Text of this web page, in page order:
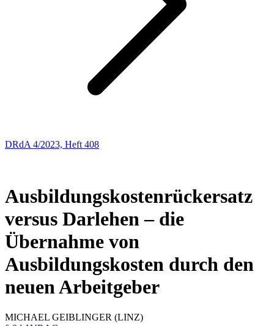
DRdA 4/2023, Heft 408
Ausbildungskostenrückersatz
versus Darlehen – die
Übernahme von
Ausbildungskosten durch den
neuen Arbeitgeber
MICHAEL GEIBLINGER (LINZ)